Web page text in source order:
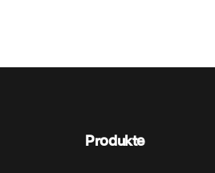
Produkte